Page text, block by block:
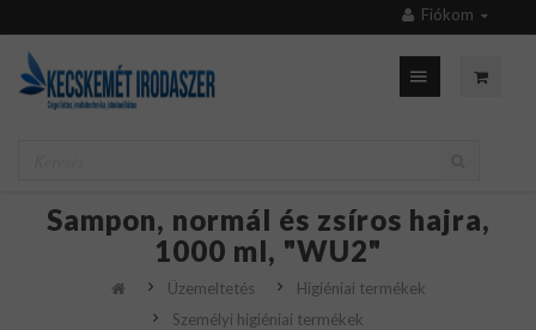
Fiókom
Sampon, normál és zsíros hajra,
1000 ml, "WU2"
Üzemeltetés
Higiéniai termékek
Személyi higiéniai termékek